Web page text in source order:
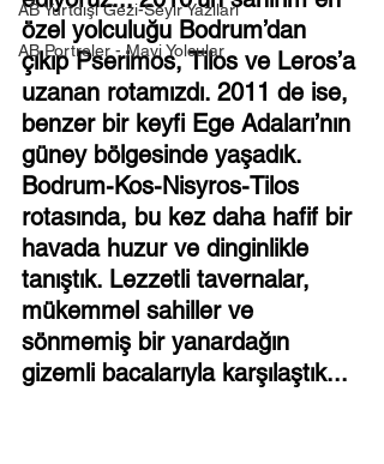
AB Yurtdışı Gezi-Seyir Yazıları
AB Portreler - Mavi Yolcular
özel yolculuğu Bodrum’dan
çıkıp Pserimos, Tilos ve Leros’a
uzanan rotamızdı. 2011 de ise,
benzer bir keyfi Ege Adaları’nın
güney bölgesinde yaşadık.
Bodrum-Kos-Nisyros-Tilos
rotasında, bu kez daha hafif bir
havada huzur ve dinginlikle
tanıştık. Lezzetli tavernalar,
mükemmel sahiller ve
sönmemiş bir yanardağın
gizemli bacalarıyla karşılaştık...